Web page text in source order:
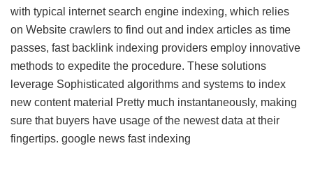
with typical internet search engine indexing, which relies
on Website crawlers to find out and index articles as time
passes, fast backlink indexing providers employ innovative
methods to expedite the procedure. These solutions
leverage Sophisticated algorithms and systems to index
new content material Pretty much instantaneously, making
sure that buyers have usage of the newest data at their
fingertips. google news fast indexing